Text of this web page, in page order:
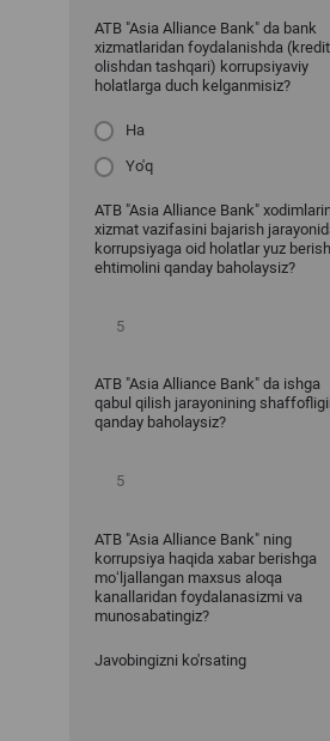
ATB "Asia Alliance Bank" da bank
xizmatlaridan foydalanishda (kredit
olishdan tashqari) korrupsiyaviy
holatlarga duch kelganmisiz?
Ha
Yo'q
ATB "Asia Alliance Bank"
xizmat vazifasini bajarish
korrupsiyaga oid holatlar yuz berish
ehtimolini qanday baholaysiz?
ATB "Asia Alliance Bank" da ishga
qabul qilish jarayonining
qanday baholaysiz?
ATB "Asia Alliance Bank" ning
korrupsiya haqida xabar berishga
mo‘ljallangan maxsus aloqa
kanallaridan foydalanasizmi va
munosabatingiz?
Javobingizni ko'rsating